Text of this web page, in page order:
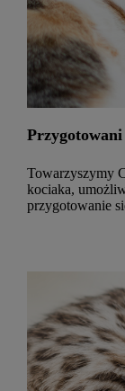
Towarzyszymy
kociaka,
przygotowanie